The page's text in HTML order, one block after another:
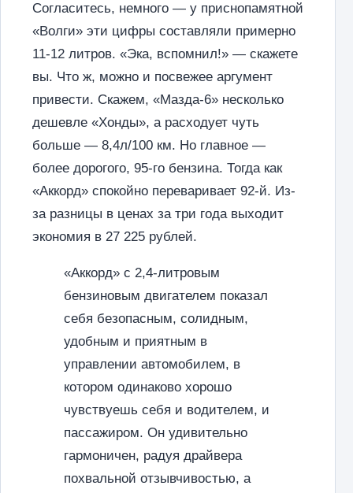
Согласитесь, немного — у приснопамятной
«Волги» эти цифры составляли примерно
11-12 литров. «Эка, вспомнил!» — скажете
вы. Что ж, можно и посвежее аргумент
привести. Скажем, «Мазда-6» несколько
дешевле «Хонды», а расходует чуть
больше — 8,4л/100 км. Но главное —
более дорогого, 95-го бензина. Тогда как
«Аккорд» спокойно переваривает 92-й. Из-
за разницы в ценах за три года выходит
экономия в 27 225 рублей.
«Аккорд» с 2,4-литровым
бензиновым двигателем показал
себя безопасным, солидным,
удобным и приятным в
управлении автомобилем, в
котором одинаково хорошо
чувствуешь себя и водителем, и
пассажиром. Он удивительно
гармоничен, радуя драйвера
похвальной отзывчивостью, а